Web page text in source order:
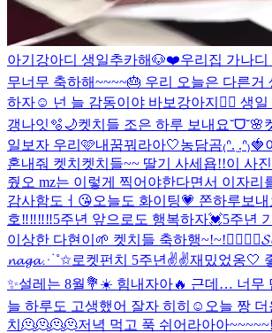
아기강아디 생일추카해🐶❤️우리집 가나디
무너무 축하해~~~~🎂 우리 오늘은 다른거
하자☺️ 넌 늘 감동이야 바보강아지❤️‍🔥 생
갱나잇🫧🌙켓치들 조은 하루 보내요˘ᗜ˘🌸
일보자 우리🩷내꿈꿔라아🤍농담곰₍ᐢ. ̫.ᐢ₎🍓
혼내줘 켓치 켓치들~~ 딸기 사세욥!!이 사
줬오 mz는 이렇게 찍어야한다면서 이자리
감사함도ㅓ😘오늘도 화이팅💗 쫀하루보
호‼️‼️‼️‼️5주년 앞으로도 행복하자💓5주년
이상한 다현이🌱 켓치들 축하행~!~!❤️‍🔥❤️‍🔥
𝓷𝓪𝓰𝓪⋰˚✩로켓펀치 5주년✌️✌️재밌었옹🤍
✨설레는 8월💐☀️ 힘내자아🔥 근데… 너무
늘 하루도 고생했어 잘자 히히☺ 오늘 짱
치🫠🫠🫠🫠저녁 먹고 푹 쉬어라아아